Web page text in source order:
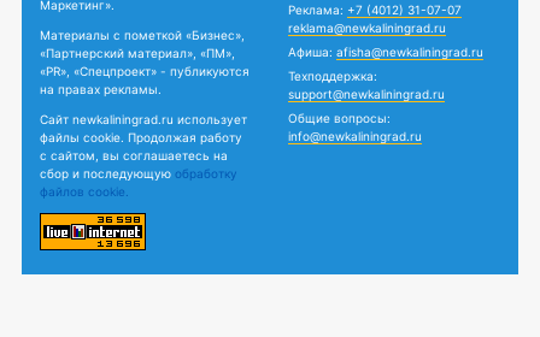
Маркетинг».
Материалы с пометкой «Бизнес»,
«Партнерский материал», «ПМ»,
«PR», «Спецпроект» - публикуются
на правах рекламы.
Сайт newkaliningrad.ru использует
файлы cookie. Продолжая работу
с сайтом, вы соглашаетесь на
сбор и последующую обработку
файлов cookie.
Реклама: +7 (4012) 31-07-07
reklama@newkaliningrad.ru
Афиша: afisha@newkaliningrad.ru
Техподдержка:
support@newkaliningrad.ru
Общие вопросы:
info@newkaliningrad.ru